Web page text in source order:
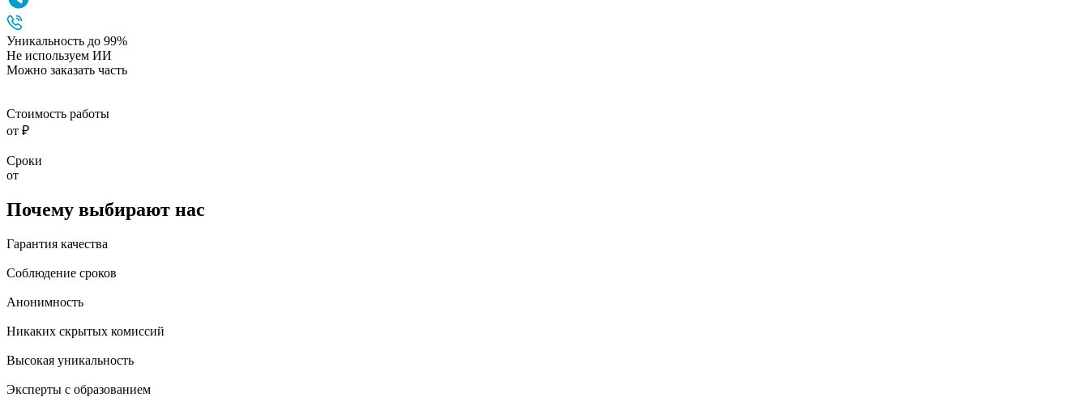
Уникальность до 99%
Не используем ИИ
Можно заказать часть
Стоимость работы
от ₽
Сроки
от
Почему выбирают нас
Гарантия качества
Соблюдение сроков
Анонимность
Никаких скрытых комиссий
Высокая уникальность
Эксперты с образованием